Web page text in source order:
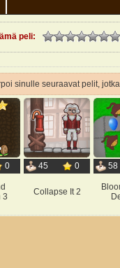
peli:
sinulle seuraavat pelit,
0
3
45 0
Collapse It 2
58